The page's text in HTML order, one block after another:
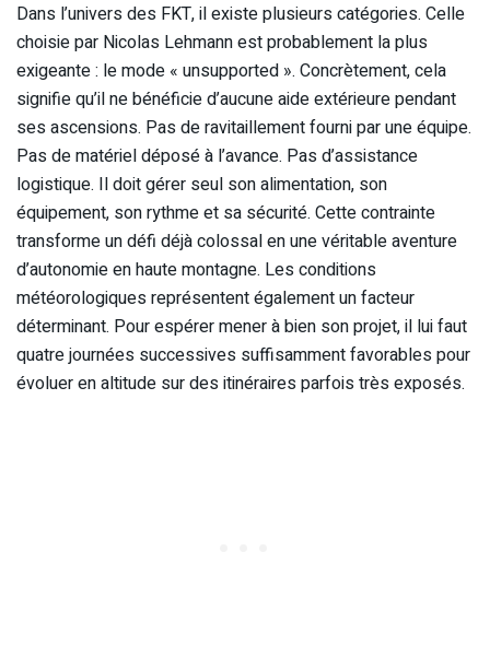
Dans l’univers des FKT, il existe plusieurs catégories. Celle
choisie par Nicolas Lehmann est probablement la plus
exigeante : le mode « unsupported ». Concrètement, cela
signifie qu’il ne bénéficie d’aucune aide extérieure pendant
ses ascensions. Pas de ravitaillement fourni par une équipe.
Pas de matériel déposé à l’avance. Pas d’assistance
logistique. Il doit gérer seul son alimentation, son
équipement, son rythme et sa sécurité. Cette contrainte
transforme un défi déjà colossal en une véritable aventure
d’autonomie en haute montagne. Les conditions
météorologiques représentent également un facteur
déterminant. Pour espérer mener à bien son projet, il lui faut
quatre journées successives suffisamment favorables pour
évoluer en altitude sur des itinéraires parfois très exposés.